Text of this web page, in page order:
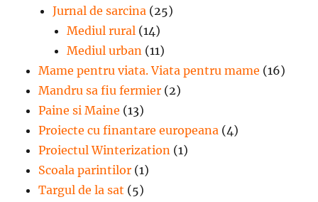
Jurnal de sarcina (25)
Mediul rural (14)
Mediul urban (11)
Mame pentru viata. Viata pentru mame (16)
Mandru sa fiu fermier (2)
Paine si Maine (13)
Proiecte cu finantare europeana (4)
Proiectul Winterization (1)
Scoala parintilor (1)
Targul de la sat (5)